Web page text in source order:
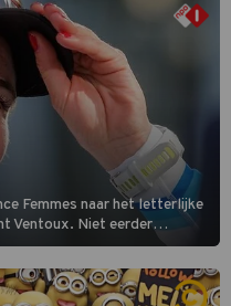
Femmes naar het letterlijke
Ventoux. Niet eerder
op deze kale col uit de
slotklim is vlak.